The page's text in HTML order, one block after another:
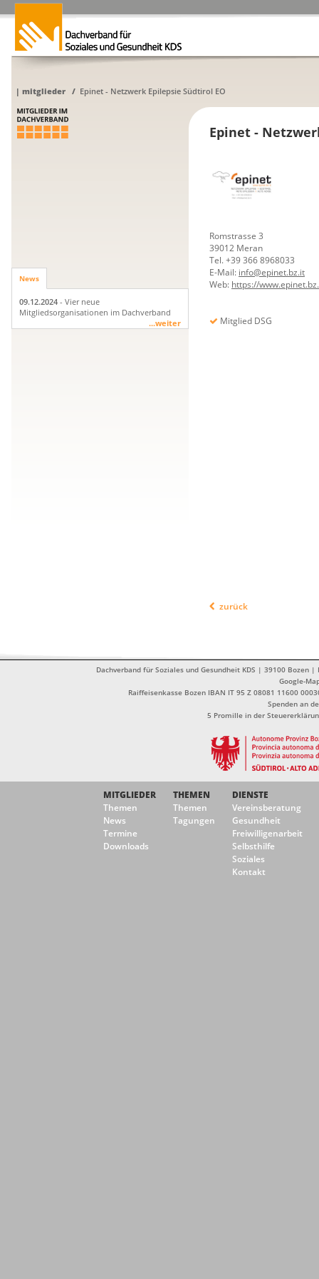
| mitglieder/ Epinet - Netzwerk Epilepsie Südtirol EO
News
09.12.2024 - Vier neue
Mitgliedsorganisationen im Dachverband
...weiter
Epinet -
Romstrasse 3
39012 Meran
Tel. +39 366 8968033
E-Mail: info@epinet.bz.it
Web: https://
Mitglied DSG
zurück
Dachverband für Soziales und Gesundheit KDS | 39100
Google-
Raiffeisenkasse Bozen IBAN IT 95 Z 08081 11600
Spenden an
5 Promille in der
MITGLIEDER
Themen
News
Termine
Downloads
THEMEN
Themen
Tagungen
DIENSTE
Vereinsberatung
Gesundheit
Freiwilligenarbeit
Selbsthilfe
Soziales
Kontakt